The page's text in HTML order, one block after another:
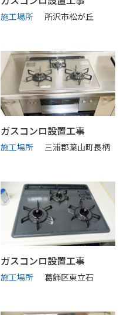
施工場所 所沢市松が丘
ガスコンロ設置工事
施工場所 三浦郡葉山町長柄
ガスコンロ設置工事
施工場所 葛飾区東立石